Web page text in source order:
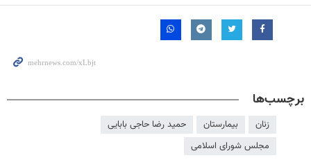
برچسب‌ها
زنان بیمارستان
حمید رضا حاجی بابایی
مجلس شورای اسلامی